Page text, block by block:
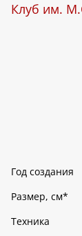
Клуб им.
Год создания
Размер, см*
Техника